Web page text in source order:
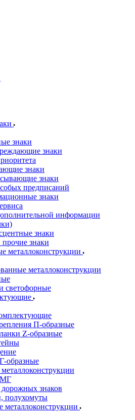
знаки
знаки
знаки
знаки
предписаний
знаки
информации
знаки
знаки
металлоконструкции
металлоконструкции
светофорные
П-образные
Z-образные
образные
знаков
полухомуты
металлоконструкции